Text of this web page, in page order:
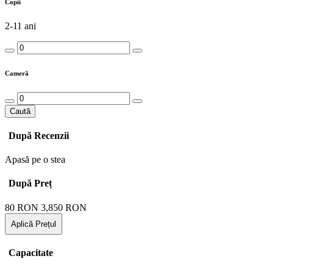
Copii
2-11 ani
Cameră
Caută
După Recenzii
Apasă pe o stea
După Preț
80 RON 3,850 RON
Aplică Prețul
Capacitate